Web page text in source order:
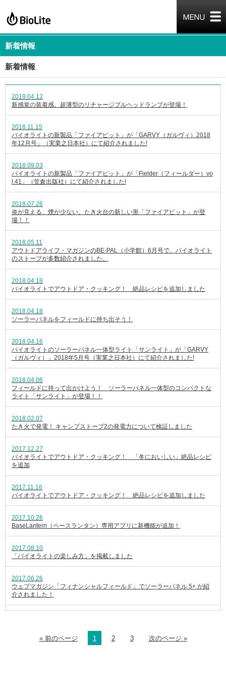
新着情報
新着情報
2019.04.12
新感覚の装着感。超薄型のリチャージブルヘッドランプが登場！
2018.11.15
バイオライトの新製品「ファイアピット」が「GARVY（ガルヴィ）2018
年12月号」（実業之日本社）にて紹介されました!
2018.09.03
バイオライトの新製品「ファイアピット」が「Fielder（フィールダー）vo
l.41」（笠倉出版社）にて紹介されました!
2018.07.26
炎が見える、煙が少ない。たき火台の新しい形「ファイアピット」が登
場！！
2018.05.11
アウトドアライフ・マガジンのBE-PAL（小学館）6月号で、バイオライト
のストーブが多数紹介されました。
2018.04.18
バイオライトでアウトドア・クッキング！ 絶品レシピを追加しました
2018.04.18
ソーラーパネルをフィールドに持ち出そう！
2018.04.16
バイオライトのソーラーパネル一体型ライト「サンライト」が「GARVY
（ガルヴィ）」2018年5月号（実業之日本社）にて紹介されました!
2018.04.06
フィールドに持って出かけよう！ ソーラーパネル一体型のコンパクトな
ライト「サンライト」が登場！！
2018.02.07
たき火で発電！ キャンプストーブ2の発電力について検証しました
2017.12.27
バイオライトでアウトドア・クッキング！ 「冬においしい」絶品レシピ
を追加
2017.11.16
バイオライトでアウトドア・クッキング！ 絶品レシピを追加しました
2017.10.26
BaseLantern（ベースランタン）専用アプリに新機能が追加！
2017.08.10
「バイオライトの楽しみ方」を掲載しました
2017.06.26
ウェブマガジン「フィナンシャルフィールド」でソーラーパネル 5+ が紹
介されました！
« 前のページ 1 2 3 次のページ »